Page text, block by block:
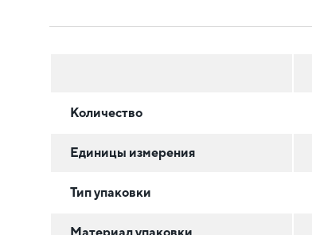
Количество
Единицы измерения
Тип упаковки
Материал упаковки